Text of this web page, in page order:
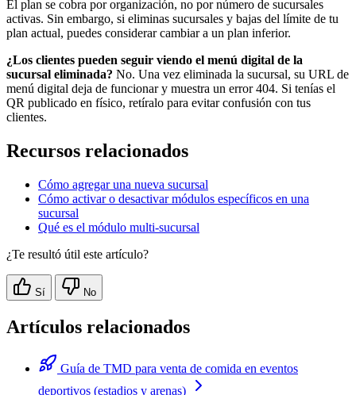
El plan se cobra por organización, no por número de sucursales
activas. Sin embargo, si eliminas sucursales y bajas del límite de tu
plan actual, puedes considerar cambiar a un plan inferior.
¿Los clientes pueden seguir viendo el menú digital de la
sucursal eliminada? No. Una vez eliminada la sucursal, su URL de
menú digital deja de funcionar y muestra un error 404. Si tenías el
QR publicado en físico, retíralo para evitar confusión con tus
clientes.
Recursos relacionados
Cómo agregar una nueva sucursal
Cómo activar o desactivar módulos específicos en una
sucursal
Qué es el módulo multi-sucursal
¿Te resultó útil este artículo?
Sí No
Artículos relacionados
Guía de TMD para venta de comida en eventos
deportivos (estadios y arenas)